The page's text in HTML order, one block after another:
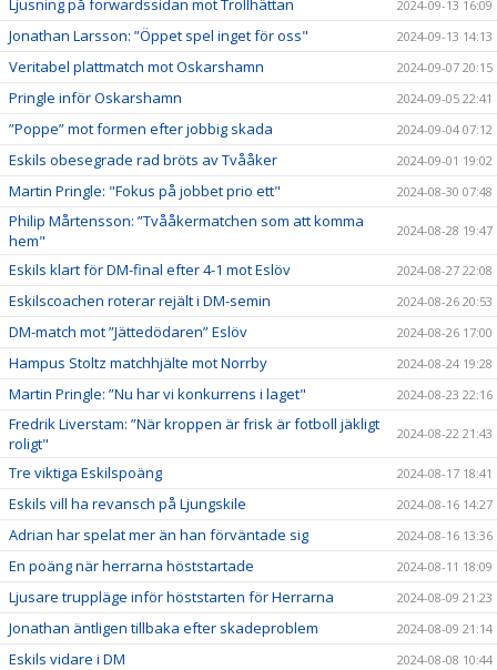
2024-09-13 16:09
Jonathan Larsson: ”Öppet spel inget för oss" 2024-09-13 14:13
Veritabel plattmatch mot Oskarshamn 2024-09-07 20:15
Pringle inför Oskarshamn 2024-09-05 22:41
”Poppe” mot formen efter jobbig skada 2024-09-04 07:12
Eskils obesegrade rad bröts av Tvååker 2024-09-01 19:02
Martin Pringle: "Fokus på jobbet prio ett" 2024-08-30 07:48
Philip Mårtensson: ”Tvååkermatchen som att komma
hem"
2024-08-28 19:47
Eskils klart för DM-final efter 4-1 mot Eslöv 2024-08-27 22:08
Eskilscoachen roterar rejält i DM-semin 2024-08-26 20:53
DM-match mot ”Jättedödaren” Eslöv 2024-08-26 17:00
Hampus Stoltz matchhjälte mot Norrby 2024-08-24 19:28
Martin Pringle: ”Nu har vi konkurrens i laget" 2024-08-23 22:16
Fredrik Liverstam: ”När kroppen är frisk är fotboll jäkligt
roligt"
2024-08-22 21:43
Tre viktiga Eskilspoäng 2024-08-17 18:41
Eskils vill ha revansch på Ljungskile 2024-08-16 14:27
Adrian har spelat mer än han förväntade sig 2024-08-16 13:36
En poäng när herrarna höststartade 2024-08-11 18:09
Ljusare truppläge inför höststarten för Herrarna 2024-08-09 21:23
Jonathan äntligen tillbaka efter skadeproblem 2024-08-09 21:14
Eskils vidare i DM 2024-08-08 10:44